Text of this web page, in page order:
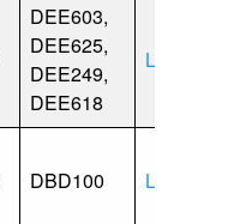
DEE603,
DEE625,
DEE249,
DEE618
Lattes
DBD100 Lattes